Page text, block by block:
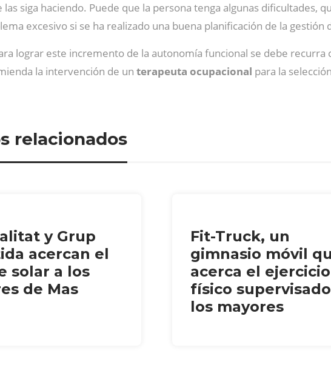
siga haciendo. Puede que la persona tenga algunas dificultades,
excesivo si se ha realizado una buena planificación de la gestión
lograr este incremento de la autonomía funcional se debe
la intervención de un terapeuta ocupacional para la
relacionados
y Grup
acercan el
solar a los
de Mas
Fit-Truck, un
gimnasio móvil
acerca el ejercicio
físico
los mayores